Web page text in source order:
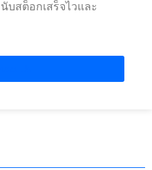
บสต็อกเสร็จไวและ